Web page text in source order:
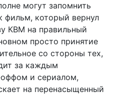
могут запомнить
фильм, который вернул
КВМ на правильный
просто принятие
со стороны тех,
за каждым
и сериалом,
на перенасыщенный